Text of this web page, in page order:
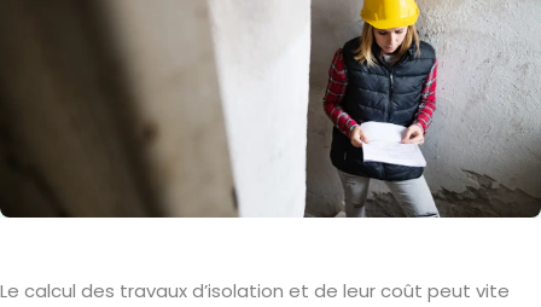
Le calcul des travaux d’isolation et de leur coût peut vite